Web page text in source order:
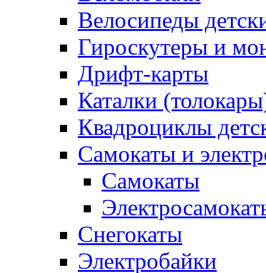
Велосипеды
Гироскутеры и
Дрифт-карты
Каталки
Квадроциклы
Самокаты и
Самокаты
Снегокаты
Электробайки